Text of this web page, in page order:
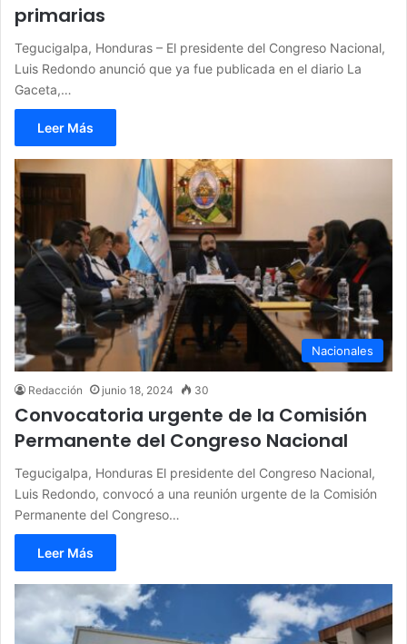
primarias
Tegucigalpa, Honduras – El presidente del Congreso Nacional,
Luis Redondo anunció que ya fue publicada en el diario La
Gaceta,…
Leer Más
Nacionales
Redacción junio 18, 2024 30
Convocatoria urgente de la Comisión
Permanente del Congreso Nacional
Tegucigalpa, Honduras El presidente del Congreso Nacional,
Luis Redondo, convocó a una reunión urgente de la Comisión
Permanente del Congreso…
Leer Más